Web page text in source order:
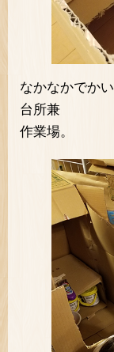
なかなかでかい
台所兼
作業場。